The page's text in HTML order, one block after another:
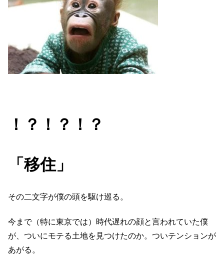
！？！？！？
「移住」
その二文字が僕の頭を駆け巡る。
今まで（特に東京では）時代遅れの顔と言われていた僕
が、ついにモテる土地を見つけたのか。ついテンションが
あがる。